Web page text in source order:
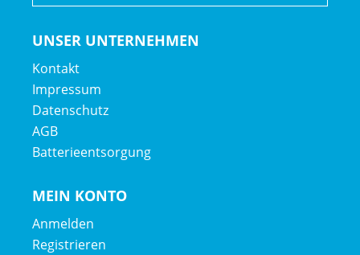
UNSER UNTERNEHMEN
Kontakt
Impressum
Datenschutz
AGB
Batterieentsorgung
MEIN KONTO
Anmelden
Registrieren